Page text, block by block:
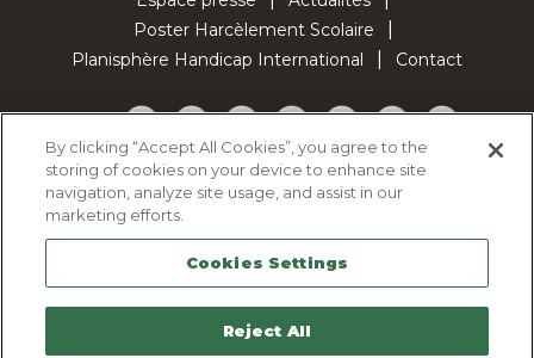
Poster Harcèlement Scolaire
Planisphère Handicap International
Contact
Facebook
TwitterYouTubePinterestInstagramLinkedInTikTok
Politique d'utilisation des cookies
Politique de confidentialité
Mentions légales
Plan du site
Contactez-nous
By clicking “Accept All Cookies”, you agree to the
storing of cookies on your device to enhance site
navigation, analyze site usage, and assist in our
marketing efforts.
Cookies Settings
Reject All